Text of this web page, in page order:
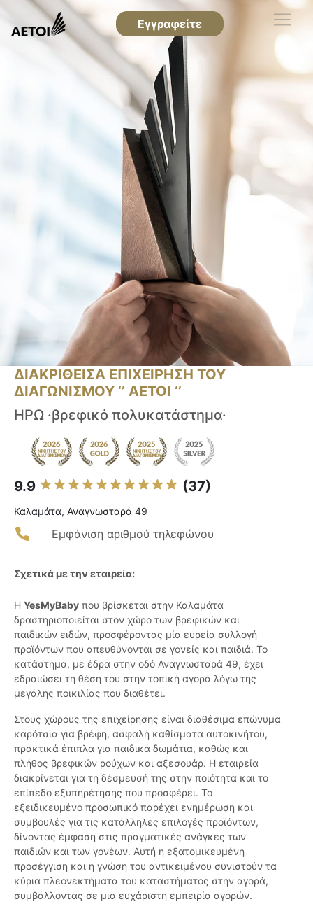
Εγγραφείτε
ΔΙΑΚΡΙΘΕΙΣΑ ΕΠΙΧΕΙΡΗΣΗ ΤΟΥ
ΔΙΑΓΩΝΙΣΜΟΥ ‘’ ΑΕΤΟΙ ‘’
ΗΡΩ ·βρεφικό πολυκατάστημα·
9.9 (37)
Καλαμάτα, Αναγνωσταρά 49
Εμφάνιση αριθμού τηλεφώνου
Σχετικά με την εταιρεία:
Η YesMyBaby που βρίσκεται στην Καλαμάτα
δραστηριοποιείται στον χώρο των βρεφικών και
παιδικών ειδών, προσφέροντας μία ευρεία συλλογή
προϊόντων που απευθύνονται σε γονείς και παιδιά. Το
κατάστημα, με έδρα στην οδό Αναγνωσταρά 49, έχει
εδραιώσει τη θέση του στην τοπική αγορά λόγω της
μεγάλης ποικιλίας που διαθέτει.
Στους χώρους της επιχείρησης είναι διαθέσιμα επώνυμα
καρότσια για βρέφη, ασφαλή καθίσματα αυτοκινήτου,
πρακτικά έπιπλα για παιδικά δωμάτια, καθώς και
πλήθος βρεφικών ρούχων και αξεσουάρ. Η εταιρεία
διακρίνεται για τη δέσμευσή της στην ποιότητα και το
επίπεδο εξυπηρέτησης που προσφέρει. Το
εξειδικευμένο προσωπικό παρέχει ενημέρωση και
συμβουλές για τις κατάλληλες επιλογές προϊόντων,
δίνοντας έμφαση στις πραγματικές ανάγκες των
παιδιών και των γονέων. Αυτή η εξατομικευμένη
προσέγγιση και η γνώση του αντικειμένου συνιστούν τα
κύρια πλεονεκτήματα του καταστήματος στην αγορά,
συμβάλλοντας σε μια ευχάριστη εμπειρία αγορών.